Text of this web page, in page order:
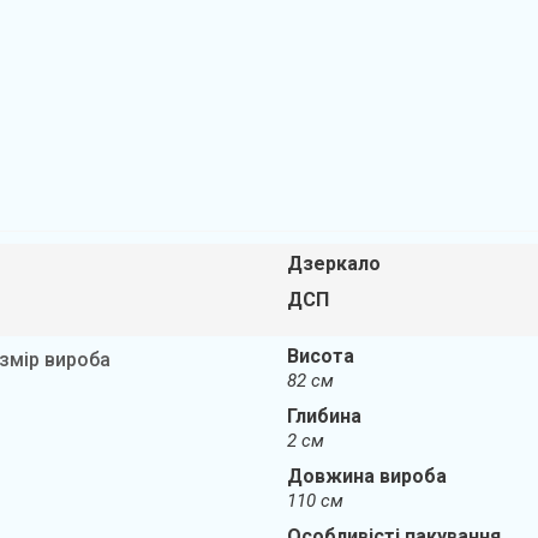
Дзеркало
ДСП
вироба Висота
82 см
Глибина
2 см
Довжина вироба
110 см